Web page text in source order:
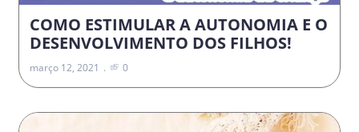
COMO ESTIMULAR A AUTONOMIA E O
DESENVOLVIMENTO DOS FILHOS!
março 12, 2021 0